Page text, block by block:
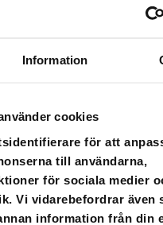
Information
cookies
för att
till användarna,
för sociala medier
Vi vidarebefordrar även
information från din
täcket på egen hand. Om
har
- OEKO-TEX® 100
- (OEKO-TEX®
och mjukt polyestervadd
jämn viktfördelning av